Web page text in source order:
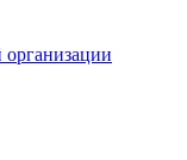
организации